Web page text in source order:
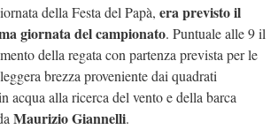
della Festa del Papà, era previsto il
giornata del campionato. Puntuale alle 9 il
della regata con partenza prevista per le
brezza proveniente dai quadrati
acqua alla ricerca del vento e della barca
Maurizio Giannelli.